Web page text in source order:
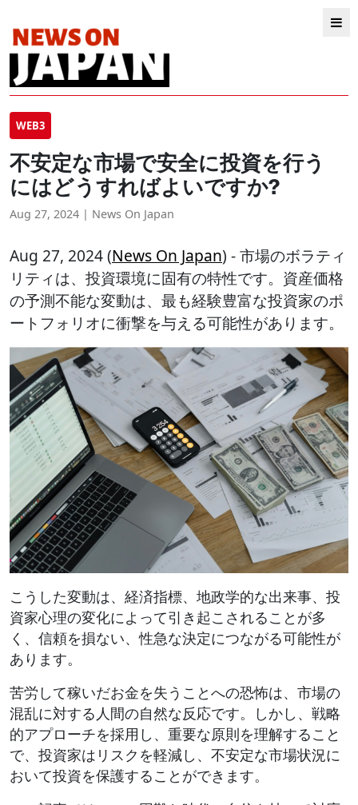
WEB3
不安定な市場で安全に投資を行う
にはどうすればよいですか?
Aug 27, 2024 | News On Japan
Aug 27, 2024 (News On Japan) - 市場のボラティ
リティは、投資環境に固有の特性です。資産価格
の予測不能な変動は、最も経験豊富な投資家のポ
ートフォリオに衝撃を与える可能性があります。
こうした変動は、経済指標、地政学的な出来事、投
資家心理の変化によって引き起こされることが多
く、信頼を損ない、性急な決定につながる可能性が
あります。
苦労して稼いだお金を失うことへの恐怖は、市場の
混乱に対する人間の自然な反応です。しかし、戦略
的アプローチを採用し、重要な原則を理解すること
で、投資家はリスクを軽減し、不安定な市場状況に
おいて投資を保護することができます。